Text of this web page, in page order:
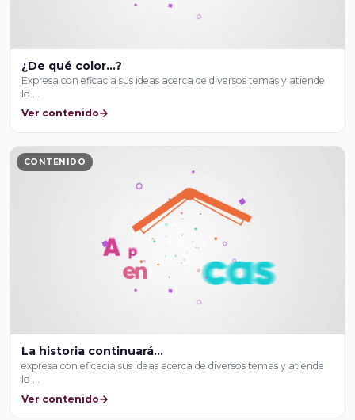
¿De qué color…?
Expresa con eficacia sus ideas acerca de diversos temas y atiende
lo …
Ver contenido
CONTENIDO
La historia continuará...
expresa con eficacia sus ideas acerca de diversos temas y atiende
lo …
Ver contenido